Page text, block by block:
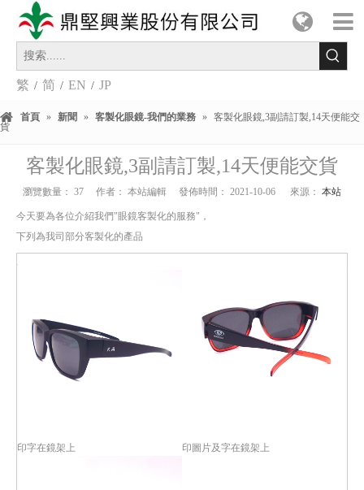
繁 / 简 / EN / JP
首頁 » 新聞 » 客製化眼鏡-我們的業務 » 客製化眼鏡,3副請訂製,14天便能交
貨
客製化眼鏡,3副請訂製,14天便能交貨
瀏覽數量： 37 作者： 本站編輯 發佈時間： 2021-10-06 來源： 本站
今天要為各位介紹我們"眼鏡客製化的服務"，
下列為我司部分客製化的產品
印字在鏡架上 印圖片及字在鏡架上